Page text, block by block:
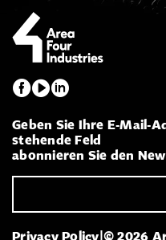
Geben Sie Ihre E-Mail-
stehende Feld
abonnieren Sie den
Privacy Policy|© 2026